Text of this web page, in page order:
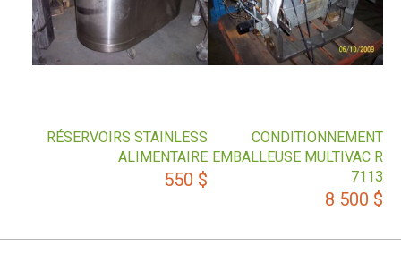
CONDITIONNEMENT
EMBALLEUSE MULTIVAC R
7113
8 500 $
RÉSERVOIRS STAINLESS
ALIMENTAIRE
550 $